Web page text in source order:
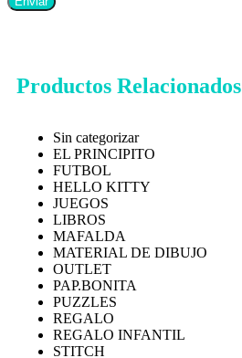
Productos Relacionados
Sin categorizar
EL PRINCIPITO
FUTBOL
HELLO KITTY
JUEGOS
LIBROS
MAFALDA
MATERIAL DE DIBUJO
OUTLET
PAP.BONITA
PUZZLES
REGALO
REGALO INFANTIL
STITCH